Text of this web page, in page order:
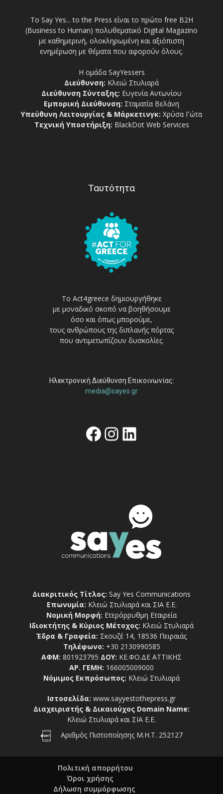
Το Say Yes... to the Press είναι το πρώτο free Β2Η
(Business to Human) πολυθεματικό Digital Magazino
με καθημερινή, ολοκληρωμένη και αξιόπιστη
ενημέρωση με θέματα που αφορούν όλους.
Η ομάδα SayYessers
Διεύθυνση: Κλειώ Στυλιαρά
Διεύθυνση Σύνταξης: Ευγενία Αντωνίου
Εμπορική Διεύθυνση: Σταματία Βελάνη
Υπεύθυνη Λειτουργίας & Μάρκετινγκ: Χρύσα Γώτα
Τεχνική Υποστήριξη: BlackDot Web Services
Ταυτότητα
Το Act4greece δημιουργήθηκε
με μοναδικό σκοπό να βοηθήσουμε
όσο και όπως μπορούμε,
τους ανθρώπους της διπλανής πόρτας
που αντιμετωπίζουν δυσκολίες.
Ηλεκτρονική Διεύθυνση Επικοινωνίας:
media@sayes.gr
Facebook
Instagram
Linkedin
Διακριτικός Τίτλος: Say Yes Communications
Επωνυμία: Κλειώ Στυλιαρά και ΣΙΑ Ε.Ε.
Νομική Μορφή: Ετερόρρυθμη Εταιρεία
Ιδιοκτήτης & Κύριος Μέτοχος: Κλειώ Στυλιαρά
Έδρα & Γραφεία: Σκουζέ 14, 18536 Πειραιάς
Τηλέφωνο: +30 2130990585
ΑΦΜ: 801923795 ΔΟΥ: ΚΕ.ΦΟ.ΔΕ ΑΤΤΙΚΗΣ
ΑΡ. ΓΕΜΗ: 166005009000
Νόμιμος Εκπρόσωπος: Κλειώ Στυλιαρά
Ιστοσελίδα: www.sayyestothepress.gr
Διαχειριστής & Δικαιούχος Domain Name:
Κλειώ Στυλιαρά και ΣΙΑ Ε.Ε.
Αριθμός Πιστοποίησης Μ.Η.Τ. 252127
Πολιτική απορρήτου
Όροι χρήσης
Δήλωση συμμόρφωσης